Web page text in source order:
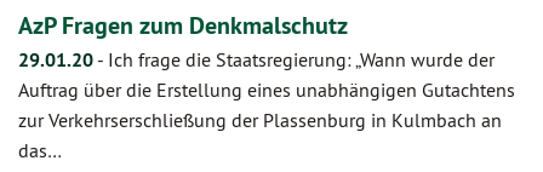
AzP Fragen zum Denkmalschutz
29.01.20 - Ich frage die Staatsregierung: „Wann wurde der
Auftrag über die Erstellung eines unabhängigen Gutachtens
zur Verkehrserschließung der Plassenburg in Kulmbach an
das…